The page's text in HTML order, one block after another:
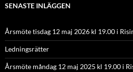
SENASTE INLÄGGEN
Årsmöte tisdag 12 maj 2026 kl 19.00 i
Ledningsrätter
Årsmöte måndag 12 maj 2025 kl 19.00 i